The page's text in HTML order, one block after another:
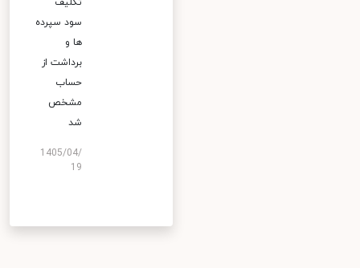
سود سپرده
ها و
برداشت از
حساب
مشخص
شد
1405/04/
19